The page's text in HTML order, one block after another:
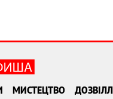
МИСТЕЦТВО